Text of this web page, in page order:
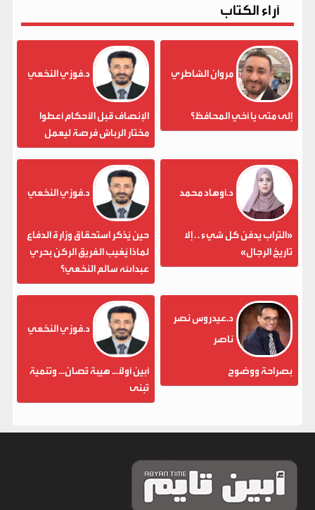
آراء الكتاب
مروان الشاطري
إلى متى يا أخي المحافظ؟
د.فوزي النخعي
الإنصاف قبل الأحكام أعطوا
مختار الرباش فرصة ليعمل
د.أوهاد محمد
«التراب يدفن كل شيء . . إلا
تاريخ الرجال»
د.فوزي النخعي
حين يُذكر استحقاق وزارة الدفاع
لماذا يُغيب الفريق الركن بحري
عبدالله سالم النخعي؟
د.عيدروس نصر
ناصر
بصراحة ووضوح
د.فوزي النخعي
أبين أولاً... هيبة تُصان... وتنمية
تُبنى